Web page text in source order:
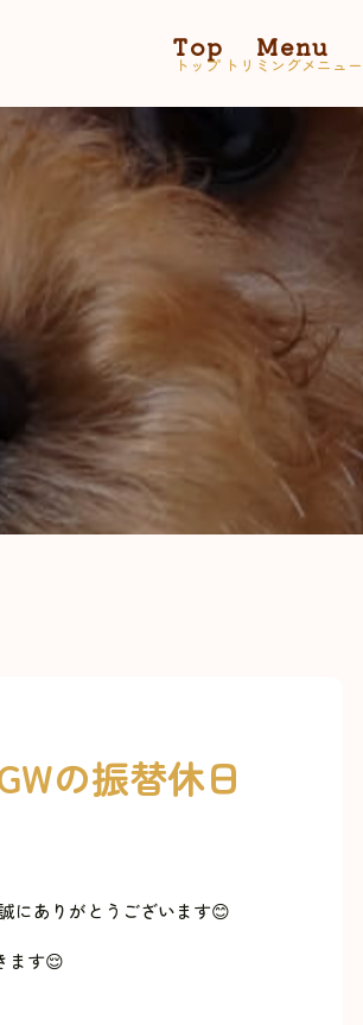
トップ
Top
トリミングメニュー
Menu
の振替休日
にありがとうございます😊
ます😌